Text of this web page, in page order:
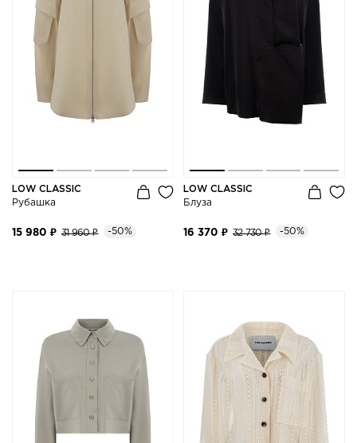
LOW CLASSIC
Рубашка
15 980 ₽ 31 960 ₽ -50%
LOW CLASSIC
Блуза
16 370 ₽ 32 730 ₽ -50%